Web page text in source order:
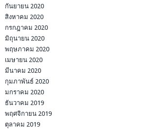
กันยายน 2020
สิงหาคม 2020
กรกฎาคม 2020
มิถุนายน 2020
พฤษภาคม 2020
เมษายน 2020
มีนาคม 2020
กุมภาพันธ์ 2020
มกราคม 2020
ธันวาคม 2019
พฤศจิกายน 2019
ตุลาคม 2019